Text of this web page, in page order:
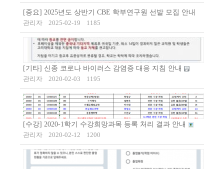
[중요] 2025년도 상반기 CBE 학부연구원 선발 모집 안내
관리자
2025-02-19 1185
[기타] 신종 코로나 바이러스 감염증 대응 지침 안내
관리자
2020-02-03 1195
[수강] 2020-1학기 수강희망과목 등록 처리 결과 안내
관리자
2020-02-12 1200